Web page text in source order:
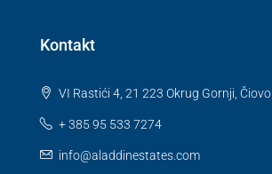
Kontakt
VI Rastići 4, 21 223 Okrug Gornji, Čiovo
+ 385 95 533 7274
info@aladdinestates.com